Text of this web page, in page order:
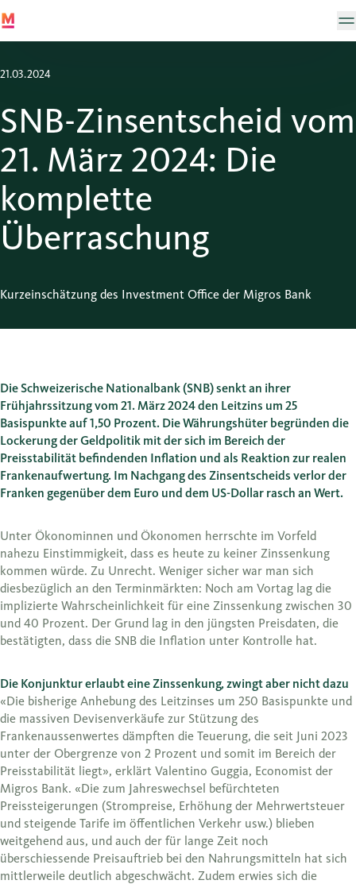
21.03.2024
SNB-Zinsentscheid vom
21. März 2024: Die
komplette
Überraschung
Kurzeinschätzung des Investment Office der Migros Bank
Die Schweizerische Nationalbank (SNB) senkt an ihrer
Frühjahrssitzung vom 21. März 2024 den Leitzins um 25
Basispunkte auf 1,50 Prozent. Die Währungshüter begründen die
Lockerung der Geldpolitik mit der sich im Bereich der
Preisstabilität befindenden Inflation und als Reaktion zur realen
Frankenaufwertung. Im Nachgang des Zinsentscheids verlor der
Franken gegenüber dem Euro und dem US-Dollar rasch an Wert.
Unter Ökonominnen und Ökonomen herrschte im Vorfeld
nahezu Einstimmigkeit, dass es heute zu keiner Zinssenkung
kommen würde. Zu Unrecht. Weniger sicher war man sich
diesbezüglich an den Terminmärkten: Noch am Vortag lag die
implizierte Wahrscheinlichkeit für eine Zinssenkung zwischen 30
und 40 Prozent. Der Grund lag in den jüngsten Preisdaten, die
bestätigten, dass die SNB die Inflation unter Kontrolle hat.
Die Konjunktur erlaubt eine Zinssenkung, zwingt aber nicht dazu
«Die bisherige Anhebung des Leitzinses um 250 Basispunkte und
die massiven Devisenverkäufe zur Stützung des
Frankenaussenwertes dämpften die Teuerung, die seit Juni 2023
unter der Obergrenze von 2 Prozent und somit im Bereich der
Preisstabilität liegt», erklärt Valentino Guggia, Economist der
Migros Bank. «Die zum Jahreswechsel befürchteten
Preissteigerungen (Strompreise, Erhöhung der Mehrwertsteuer
und steigende Tarife im öffentlichen Verkehr usw.) blieben
weitgehend aus, und auch der für lange Zeit noch
überschiessende Preisauftrieb bei den Nahrungsmitteln hat sich
mittlerweile deutlich abgeschwächt. Zudem erwies sich die